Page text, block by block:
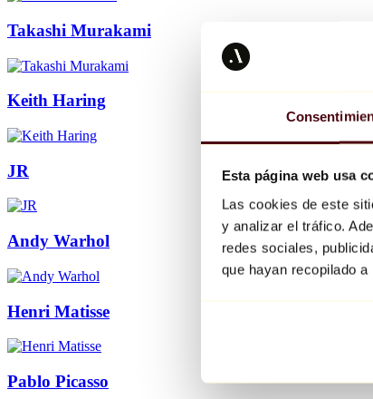
Esta página web usa
Las cookies de este
y analizar el tráfico.
redes sociales,
que hayan recopilado
Takashi Murakami
Keith Haring
JR
Andy Warhol
Henri Matisse
Pablo Picasso